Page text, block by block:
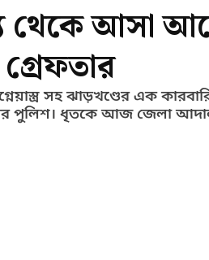
থেকে আসা
সহ ঝাড়খণ্ডের এক
পুলিশ। ধৃতকে আজ জেলা